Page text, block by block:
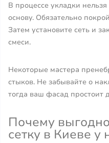
В процессе укладки
основу. Обязательно
Затем установите сеть и
смеси.
Некоторые мастера
стыков. Не забывайте о
тогда ваш фасад простоит
Почему
сетку в Киеве у